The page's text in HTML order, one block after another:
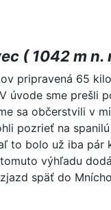
( 1042 m n.
pripravená 65
V úvode sme prešli
sa občerstvili v
pozrieť na
to bolo už iba
výhľadu
späť do